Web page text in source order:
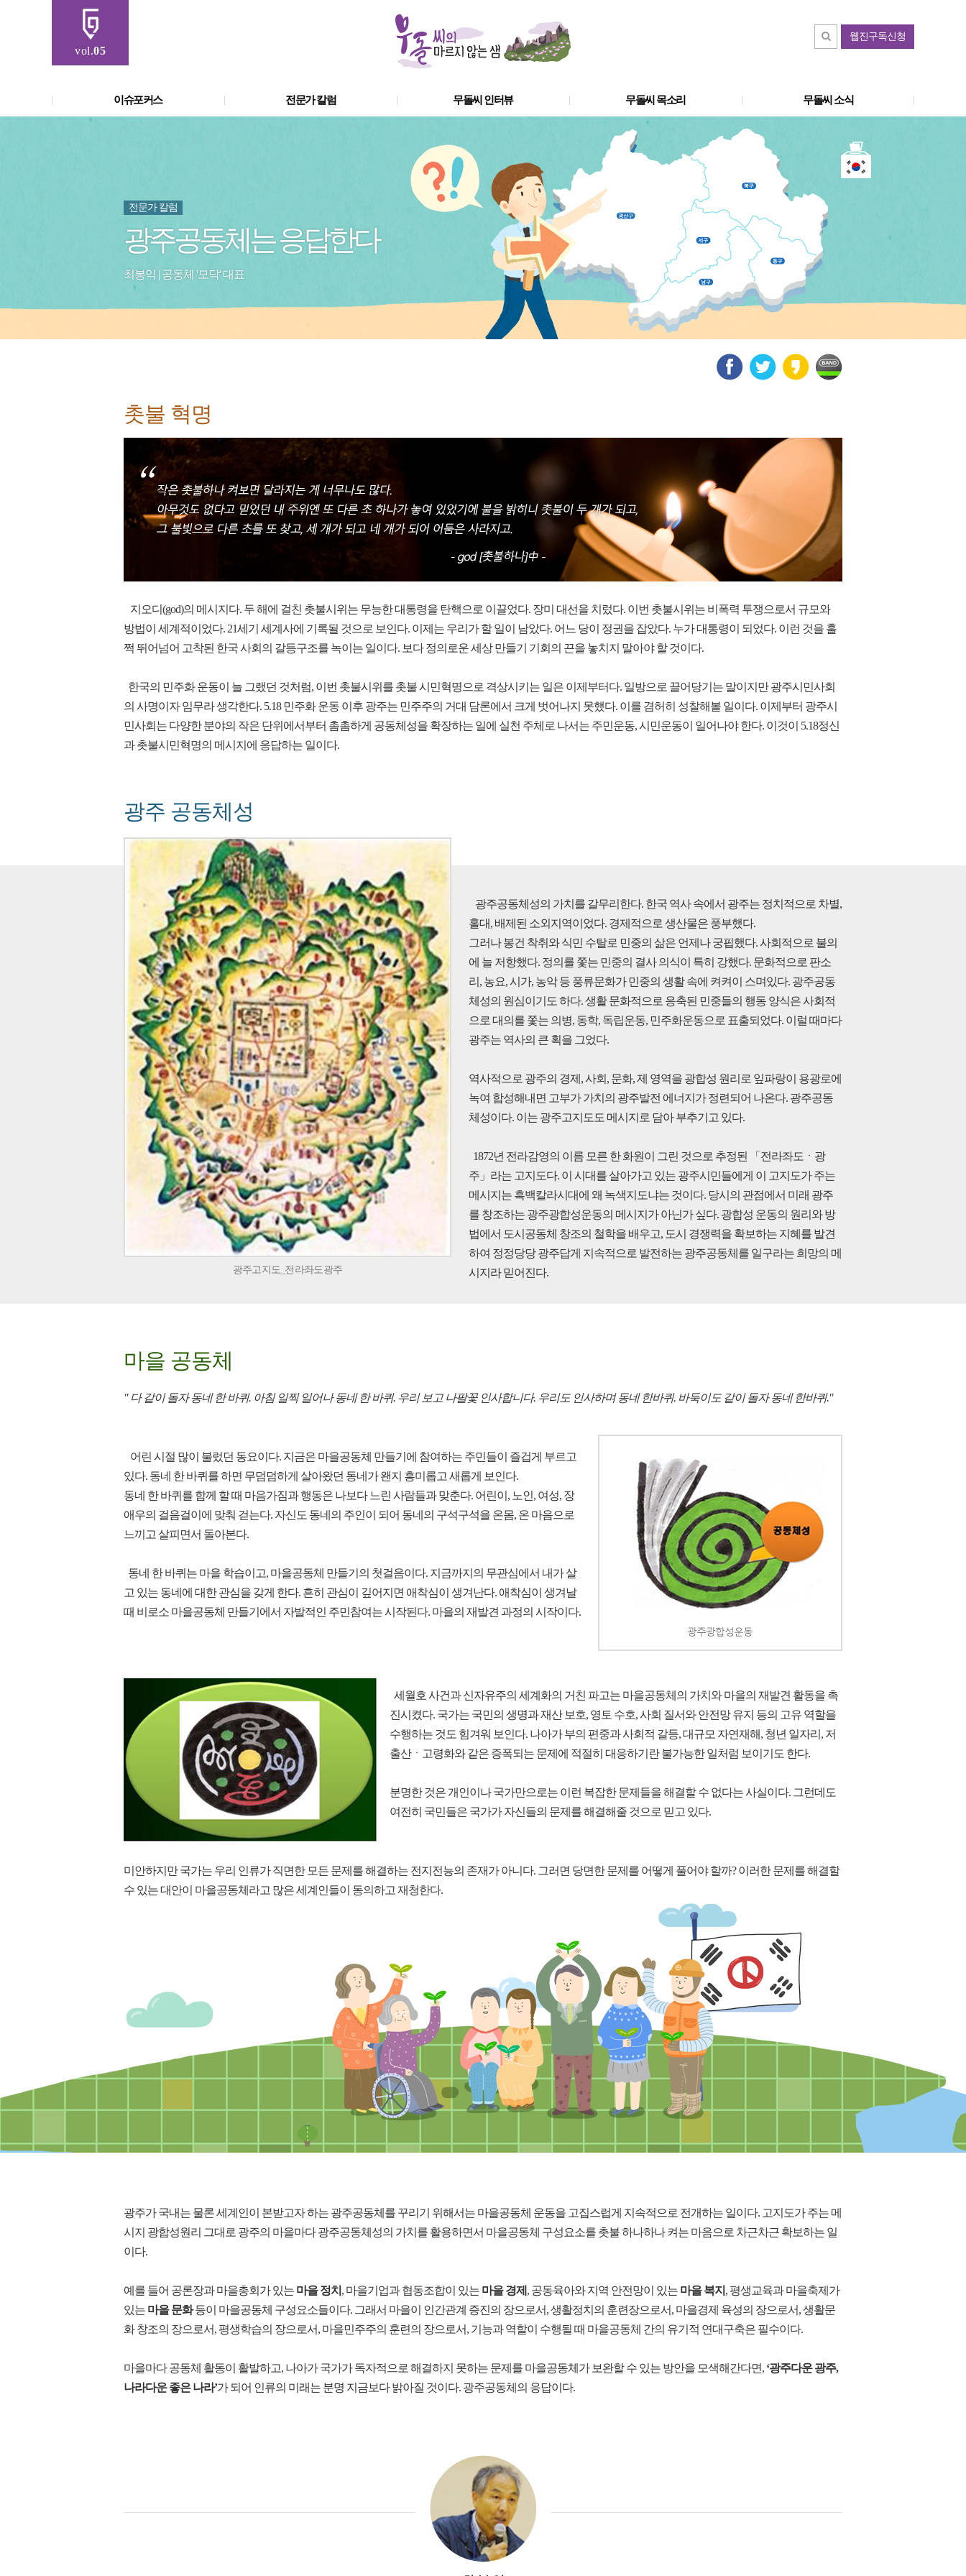
vol.05
웹진구독신청
이슈포커스 전문가 칼럼 무돌씨 인터뷰 무돌씨 목소리 무돌씨 소식
전문가 칼럼
광주공동체는 응답한다
최봉익 | 공동체 '모닥' 대표
촛불 혁명
지오디(god)의 메시지다. 두 해에 걸친 촛불시위는 무능한 대통령을 탄핵으로 이끌었다. 장미 대선을 치렀다. 이번 촛불시위는 비폭력 투쟁으로서 규모와
방법이 세계적이었다. 21세기 세계사에 기록될 것으로 보인다. 이제는 우리가 할 일이 남았다. 어느 당이 정권을 잡았다. 누가 대통령이 되었다. 이런 것을 훌
쩍 뛰어넘어 고착된 한국 사회의 갈등구조를 녹이는 일이다. 보다 정의로운 세상 만들기 기회의 끈을 놓치지 말아야 할 것이다.
한국의 민주화 운동이 늘 그랬던 것처럼, 이번 촛불시위를 촛불 시민혁명으로 격상시키는 일은 이제부터다. 일방으로 끌어당기는 말이지만 광주시민사회
의 사명이자 임무라 생각한다. 5.18 민주화 운동 이후 광주는 민주주의 거대 담론에서 크게 벗어나지 못했다. 이를 겸허히 성찰해볼 일이다. 이제부터 광주시
민사회는 다양한 분야의 작은 단위에서부터 촘촘하게 공동체성을 확장하는 일에 실천 주체로 나서는 주민운동, 시민운동이 일어나야 한다. 이것이 5.18정신
과 촛불시민혁명의 메시지에 응답하는 일이다.
광주 공동체성
광주고지도_전라좌도광주
광주공동체성의 가치를 갈무리한다. 한국 역사 속에서 광주는 정치적으로 차별,
홀대, 배제된 소외지역이었다. 경제적으로 생산물은 풍부했다.
그러나 봉건 착취와 식민 수탈로 민중의 삶은 언제나 궁핍했다. 사회적으로 불의
에 늘 저항했다. 정의를 쫓는 민중의 결사 의식이 특히 강했다. 문화적으로 판소
리, 농요, 시가, 농악 등 풍류문화가 민중의 생활 속에 켜켜이 스며있다. 광주공동
체성의 원심이기도 하다. 생활 문화적으로 응축된 민중들의 행동 양식은 사회적
으로 대의를 쫓는 의병, 동학, 독립운동, 민주화운동으로 표출되었다. 이럴 때마다
광주는 역사의 큰 획을 그었다.
역사적으로 광주의 경제, 사회, 문화, 제 영역을 광합성 원리로 잎파랑이 용광로에
녹여 합성해내면 고부가 가치의 광주발전 에너지가 정련되어 나온다. 광주공동
체성이다. 이는 광주고지도도 메시지로 담아 부추기고 있다.
1872년 전라감영의 이름 모른 한 화원이 그린 것으로 추정된 「전라좌도ㆍ광
주」라는 고지도다. 이 시대를 살아가고 있는 광주시민들에게 이 고지도가 주는
메시지는 흑백칼라시대에 왜 녹색지도냐는 것이다. 당시의 관점에서 미래 광주
를 창조하는 광주광합성운동의 메시지가 아닌가 싶다. 광합성 운동의 원리와 방
법에서 도시공동체 창조의 철학을 배우고, 도시 경쟁력을 확보하는 지혜를 발견
하여 정정당당 광주답게 지속적으로 발전하는 광주공동체를 일구라는 희망의 메
시지라 믿어진다.
마을 공동체
" 다 같이 돌자 동네 한 바퀴. 아침 일찍 일어나 동네 한 바퀴. 우리 보고 나팔꽃 인사합니다. 우리도 인사하며 동네 한바퀴. 바둑이도 같이 돌자 동네 한바퀴."
어린 시절 많이 불렀던 동요이다. 지금은 마을공동체 만들기에 참여하는 주민들이 즐겁게 부르고
있다. 동네 한 바퀴를 하면 무덤덤하게 살아왔던 동네가 왠지 흥미롭고 새롭게 보인다.
동네 한 바퀴를 함께 할 때 마음가짐과 행동은 나보다 느린 사람들과 맞춘다. 어린이, 노인, 여성, 장
애우의 걸음걸이에 맞춰 걷는다. 자신도 동네의 주인이 되어 동네의 구석구석을 온몸, 온 마음으로
느끼고 살피면서 돌아본다.
동네 한 바퀴는 마을 학습이고, 마을공동체 만들기의 첫걸음이다. 지금까지의 무관심에서 내가 살
고 있는 동네에 대한 관심을 갖게 한다. 흔히 관심이 깊어지면 애착심이 생겨난다. 애착심이 생겨날
때 비로소 마을공동체 만들기에서 자발적인 주민참여는 시작된다. 마을의 재발견 과정의 시작이다.
세월호 사건과 신자유주의 세계화의 거친 파고는 마을공동체의 가치와 마을의 재발견 활동을 촉
진시켰다. 국가는 국민의 생명과 재산 보호, 영토 수호, 사회 질서와 안전망 유지 등의 고유 역할을
수행하는 것도 힘겨워 보인다. 나아가 부의 편중과 사회적 갈등, 대규모 자연재해, 청년 일자리, 저
출산ㆍ고령화와 같은 증폭되는 문제에 적절히 대응하기란 불가능한 일처럼 보이기도 한다.
분명한 것은 개인이나 국가만으로는 이런 복잡한 문제들을 해결할 수 없다는 사실이다. 그런데도
여전히 국민들은 국가가 자신들의 문제를 해결해줄 것으로 믿고 있다.
미안하지만 국가는 우리 인류가 직면한 모든 문제를 해결하는 전지전능의 존재가 아니다. 그러면 당면한 문제를 어떻게 풀어야 할까? 이러한 문제를 해결할
수 있는 대안이 마을공동체라고 많은 세계인들이 동의하고 재청한다.
광주가 국내는 물론 세계인이 본받고자 하는 광주공동체를 꾸리기 위해서는 마을공동체 운동을 고집스럽게 지속적으로 전개하는 일이다. 고지도가 주는 메
시지 광합성원리 그대로 광주의 마을마다 광주공동체성의 가치를 활용하면서 마을공동체 구성요소를 촛불 하나하나 켜는 마음으로 차근차근 확보하는 일
이다.
예를 들어 공론장과 마을총회가 있는 마을 정치 , 마을기업과 협동조합이 있는 마을 경제 , 공동육아와 지역 안전망이 있는 마을 복지 , 평생교육과 마을축제가
있는 마을 문화등이 마을공동체 구성요소들이다. 그래서 마을이 인간관계 증진의 장으로서, 생활정치의 훈련장으로서, 마을경제 육성의 장으로서, 생활문
화 창조의 장으로서, 평생학습의 장으로서, 마을민주주의 훈련의 장으로서, 기능과 역할이 수행될 때 마을공동체 간의 유기적 연대구축은 필수이다.
마을마다 공동체 활동이 활발하고, 나아가 국가가 독자적으로 해결하지 못하는 문제를 마을공동체가 보완할 수 있는 방안을 모색해간다면, ‘광주다운 광주,
나라다운 좋은 나라’가 되어 인류의 미래는 분명 지금보다 밝아질 것이다. 광주공동체의 응답이다.